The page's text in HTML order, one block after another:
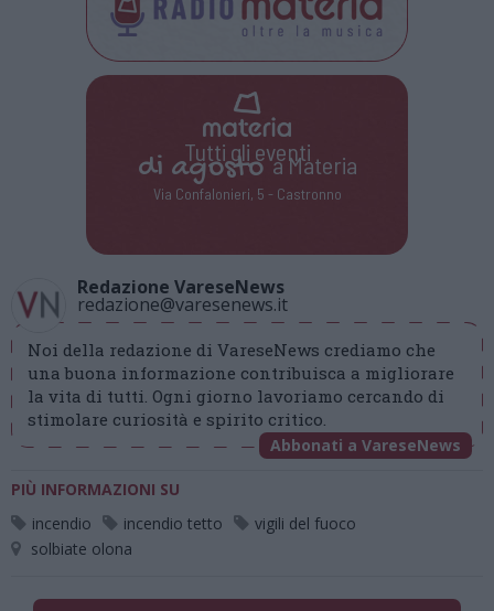
Tutti gli eventi
di agostoa Materia
Via Confalonieri, 5 - Castronno
Redazione VareseNews
redazione@varesenews.it
Noi della redazione di VareseNews crediamo che
una buona informazione contribuisca a migliorare
la vita di tutti. Ogni giorno lavoriamo cercando di
stimolare curiosità e spirito critico.
Abbonati a VareseNews
PIÙ INFORMAZIONI SU
incendio
incendio tetto
vigili del fuoco
solbiate olona